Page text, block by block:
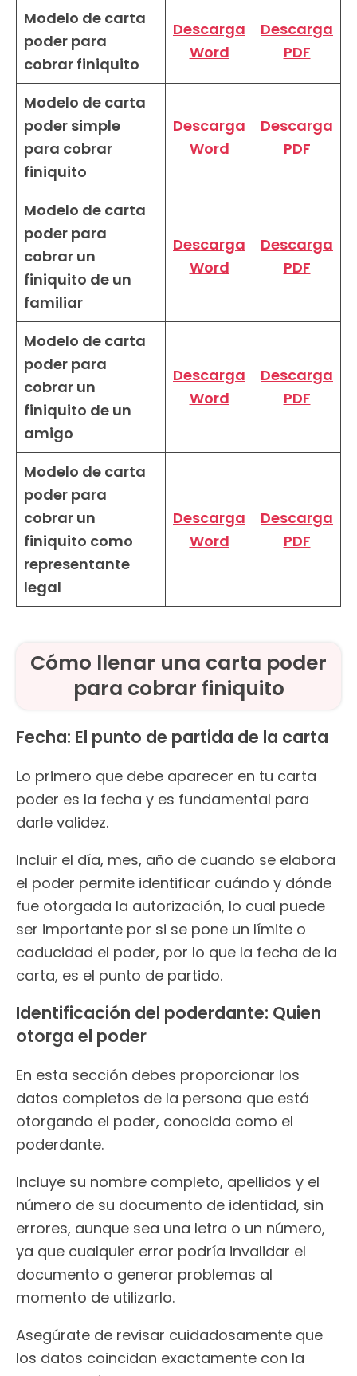
Modelo de carta
poder para
cobrar finiquito
Descarga
Word
Descarga
PDF
Modelo de carta
poder simple
para cobrar
finiquito
Descarga
Word
Descarga
PDF
Modelo de carta
poder para
cobrar un
finiquito de un
familiar
Descarga
Word
Descarga
PDF
Modelo de carta
poder para
cobrar un
finiquito de un
amigo
Descarga
Word
Descarga
PDF
Modelo de carta
poder para
cobrar un
finiquito como
representante
legal
Descarga
Word
Descarga
PDF
Cómo llenar una carta poder
para cobrar finiquito
Fecha: El punto de partida de la carta
Lo primero que debe aparecer en tu carta
poder es la fecha y es fundamental para
darle validez.
Incluir el día, mes, año de cuando se elabora
el poder permite identificar cuándo y dónde
fue otorgada la autorización, lo cual puede
ser importante por si se pone un límite o
caducidad el poder, por lo que la fecha de la
carta, es el punto de partido.
Identificación del poderdante: Quien
otorga el poder
En esta sección debes proporcionar los
datos completos de la persona que está
otorgando el poder, conocida como el
poderdante.
Incluye su nombre completo, apellidos y el
número de su documento de identidad, sin
errores, aunque sea una letra o un número,
ya que cualquier error podría invalidar el
documento o generar problemas al
momento de utilizarlo.
Asegúrate de revisar cuidadosamente que
los datos coincidan exactamente con la